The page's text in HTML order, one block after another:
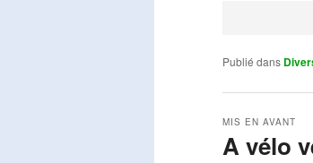
Publié dans
A vélo
MIS EN AVANT